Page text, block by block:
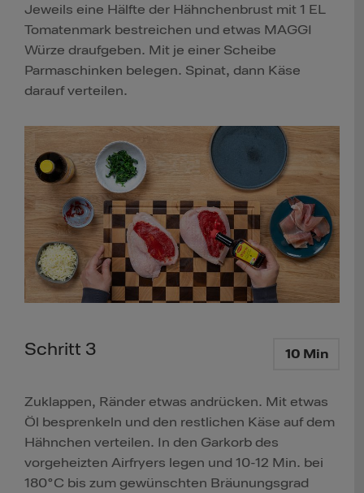
Jeweils eine Hälfte der Hähnchenbrust mit 1 EL
Tomatenmark bestreichen und etwas MAGGI
Würze draufgeben. Mit je einer Scheibe
Parmaschinken belegen. Spinat, dann Käse
darauf verteilen.
Schritt 3 10 Min
Zuklappen, Ränder etwas andrücken. Mit etwas
Öl besprenkeln und den restlichen Käse auf dem
Hähnchen verteilen. In den Garkorb des
vorgeheizten Airfryers legen und 10-12 Min. bei
180°C bis zum gewünschten Bräunungsgrad